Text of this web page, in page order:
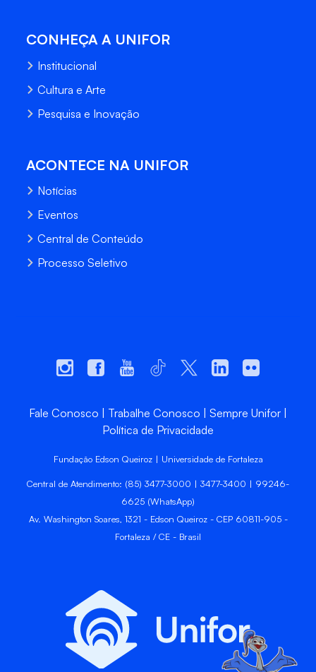
CONHEÇA A UNIFOR
Institucional
Cultura e Arte
Pesquisa e Inovação
ACONTECE NA UNIFOR
Notícias
Eventos
Central de Conteúdo
Processo Seletivo
Fale Conosco Trabalhe Conosco
Sempre Unifor
Política de Privacidade
Fundação Edson Queiroz | Universidade de Fortaleza
Central de Atendimento: (85) 3477-3000 | 3477-3400 | 99246-
6625 (WhatsApp)
Av. Washington Soares, 1321 - Edson Queiroz - CEP 60811-905 -
Fortaleza / CE - Brasil